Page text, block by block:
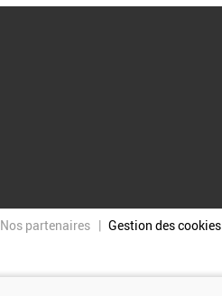
Nos partenaires Gestion des cookies